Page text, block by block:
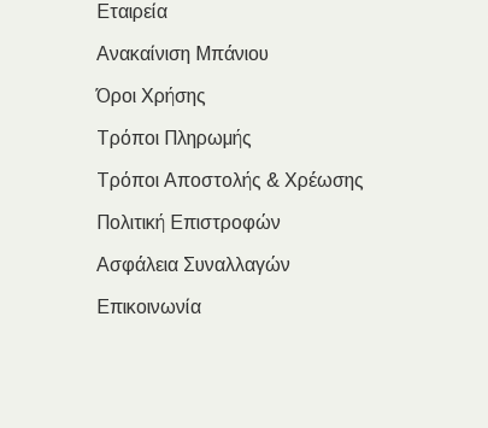
Εταιρεία
Ανακαίνιση Μπάνιου
Όροι Χρήσης
Τρόποι Πληρωμής
Τρόποι Αποστολής & Χρέωσης
Πολιτική Επιστροφών
Ασφάλεια Συναλλαγών
Επικοινωνία